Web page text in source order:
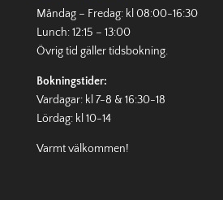
Måndag – Fredag: kl 08:00-16:30
Lunch: 12:15 – 13:00
Övrig tid gällertidsbokning.
Bokningstider:
Vardagar: kl 7-8 & 16:30-18
Lördag: kl 10-14
Varmt välkommen!